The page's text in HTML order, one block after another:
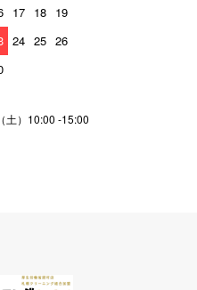
17 18 19
24 25 26
土）10:00 -15:00